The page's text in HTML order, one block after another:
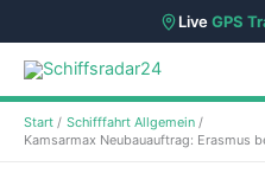
LiveGPS
Zum
Inhalt
springen
Start
Schifffahrt Allgemein
Kamsarmax Neubauauftrag: Erasmus